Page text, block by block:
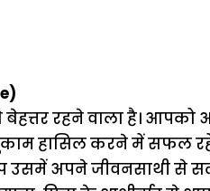
रहने वाला है।
हासिल करने में सफल
अपने जीवनसाथी से